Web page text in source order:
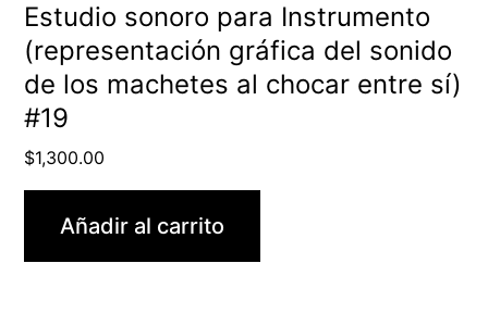
Estudio sonoro para Instrumento
(representación gráfica del sonido
de los machetes al chocar entre sí)
#19
$1,300.00
Añadir al carrito